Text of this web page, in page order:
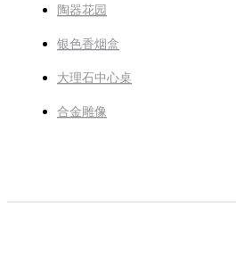
陶器花园
银色香烟盒
大理石中心桌
合金雕像